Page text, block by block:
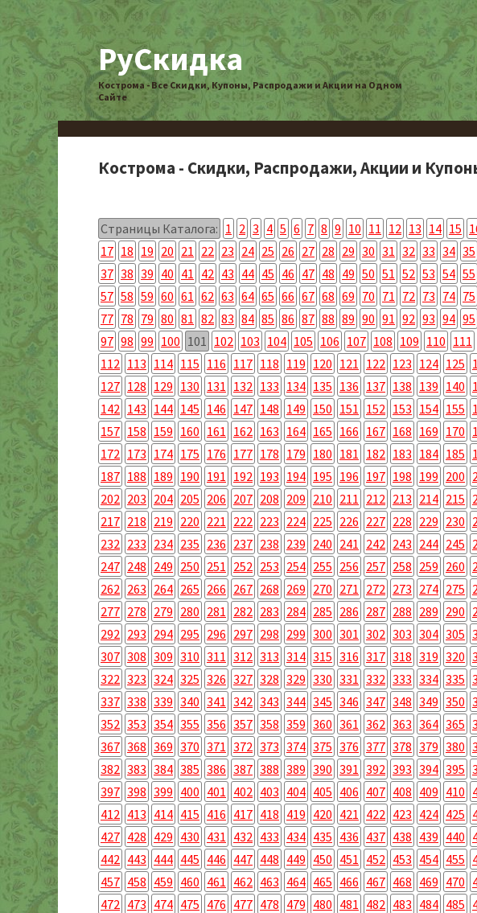
РуСкидка
Кострома - Все Скидки, Купоны, Распродажи и Акции на Одном
Сайте
Кострома - Скидки, Распродажи, Акции и
Страницы Каталога: 1 2 3 4 5 6 7 8 9 10 11 12 13 14 15
17 18 19 20 21 22 23 24 25 26 27 28 29 30 31 32 33 34 35
37 38 39 40 41 42 43 44 45 46 47 48 49 50 51 52 53 54 55
57 58 59 60 61 62 63 64 65 66 67 68 69 70 71 72 73 74 75
77 78 79 80 81 82 83 84 85 86 87 88 89 90 91 92 93 94 95
97 98 99 100 101 102 103 104 105 106 107 108 109 110 111
112 113 114 115 116 117 118 119 120 121 122 123 124 125
127 128 129 130 131 132 133 134 135 136 137 138 139 140
142 143 144 145 146 147 148 149 150 151 152 153 154 155
157 158 159 160 161 162 163 164 165 166 167 168 169 170
172 173 174 175 176 177 178 179 180 181 182 183 184 185
187 188 189 190 191 192 193 194 195 196 197 198 199 200
202 203 204 205 206 207 208 209 210 211 212 213 214 215
217 218 219 220 221 222 223 224 225 226 227 228 229 230
232 233 234 235 236 237 238 239 240 241 242 243 244 245
247 248 249 250 251 252 253 254 255 256 257 258 259 260
262 263 264 265 266 267 268 269 270 271 272 273 274 275
277 278 279 280 281 282 283 284 285 286 287 288 289 290
292 293 294 295 296 297 298 299 300 301 302 303 304 305
307 308 309 310 311 312 313 314 315 316 317 318 319 320
322 323 324 325 326 327 328 329 330 331 332 333 334 335
337 338 339 340 341 342 343 344 345 346 347 348 349 350
352 353 354 355 356 357 358 359 360 361 362 363 364 365
367 368 369 370 371 372 373 374 375 376 377 378 379 380
382 383 384 385 386 387 388 389 390 391 392 393 394 395
397 398 399 400 401 402 403 404 405 406 407 408 409 410
412 413 414 415 416 417 418 419 420 421 422 423 424 425
427 428 429 430 431 432 433 434 435 436 437 438 439 440
442 443 444 445 446 447 448 449 450 451 452 453 454 455
457 458 459 460 461 462 463 464 465 466 467 468 469 470
472 473 474 475 476 477 478 479 480 481 482 483 484 485